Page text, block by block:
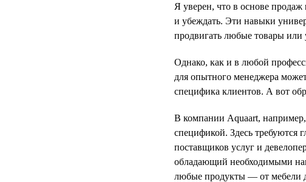
Я уверен, что в основе
и убеждать. Эти навыки
продвигать любые товары или
Однако, как и в любой
для опытного менеджера
специфика клиентов. А вот
В компании Aquaart,
спецификой. Здесь требуются
поставщиков услуг и
обладающий необходимыми
любые продукты — от мебели